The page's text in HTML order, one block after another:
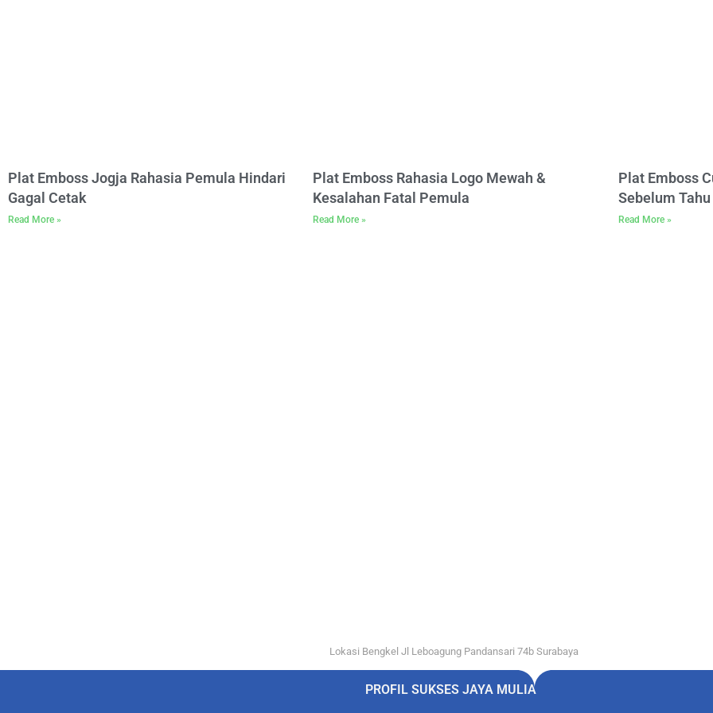
Plat Emboss Jogja Rahasia Pemula Hindari
Gagal Cetak
Read More »
Plat Emboss Rahasia Logo Mewah &
Kesalahan Fatal Pemula
Read More »
Plat Emboss
Sebelum
Read More »
Lokasi Bengkel Jl Leboagung Pandansari 74b Surabaya
PROFIL SUKSES JAYA MULIA